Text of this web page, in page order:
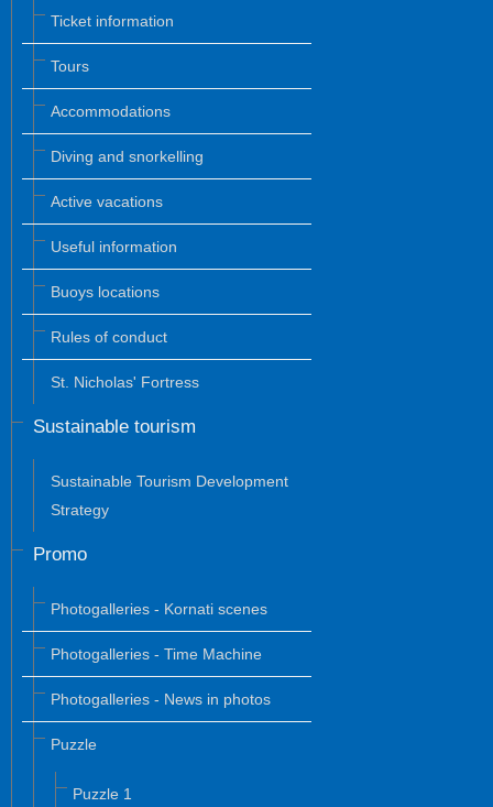
Ticket information
Tours
Accommodations
Diving and snorkelling
Active vacations
Useful information
Buoys locations
Rules of conduct
St. Nicholas' Fortress
Sustainable tourism
Sustainable Tourism Development
Strategy
Promo
Photogalleries - Kornati scenes
Photogalleries - Time Machine
Photogalleries - News in photos
Puzzle
Puzzle 1